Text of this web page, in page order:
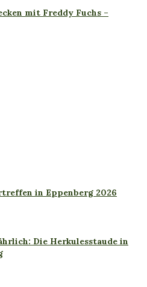
mit Freddy Fuchs –
in Eppenberg 2026
Die Herkulesstaude in